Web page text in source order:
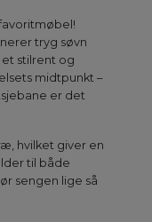
tryg søvn
stilrent og
midtpunkt –
er det
hvilket giver en
til både
sengen lige så